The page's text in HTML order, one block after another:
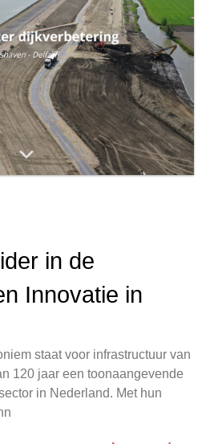
in de
Innovatie in
staat voor infrastructuur van
120 jaar een toonaangevende
in Nederland. Met hun